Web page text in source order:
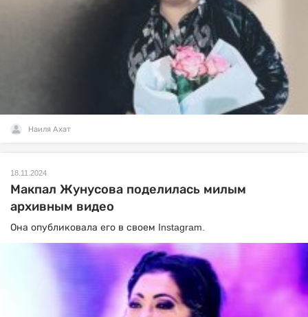
Наиля Ахат
18.11.2024
Макпал Жунусова поделилась милым
архивным видео
Она опубликовала его в своем Instagram.